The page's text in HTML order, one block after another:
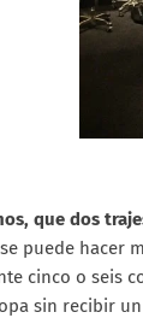
que dos
puede hacer
cinco o seis
sin recibir